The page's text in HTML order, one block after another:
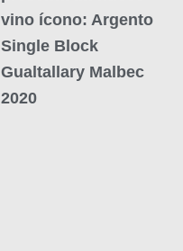
vino ícono: Argento
Single Block
Gualtallary Malbec
2020